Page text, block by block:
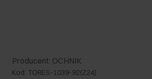
Producent: OCHNIK
Kod: TORES-1039-92(Z24)